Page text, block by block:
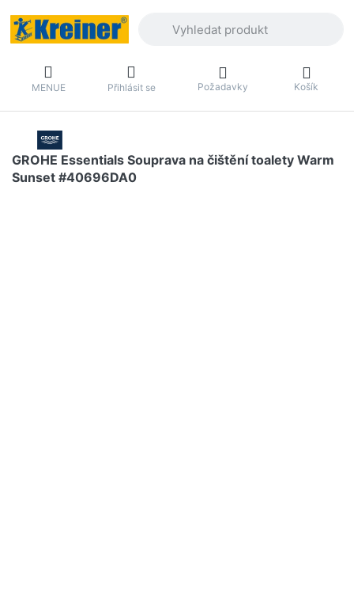
MENUE Přihlásit se Požadavky Košík
GROHE Essentials Souprava na čištění toalety Warm
Sunset #40696DA0